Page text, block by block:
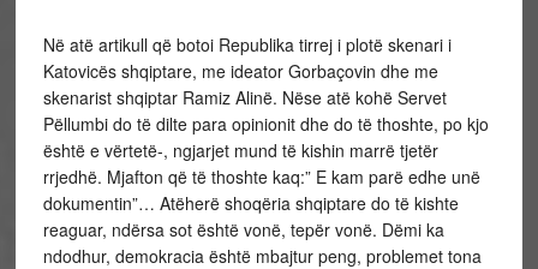
Në atë artikull që botoi Republika tirrej i plotë skenari i
Katovicës shqiptare, me ideator Gorbaçovin dhe me
skenarist shqiptar Ramiz Alinë. Nëse atë kohë Servet
Pëllumbi do të dilte para opinionit dhe do të thoshte, po kjo
është e vërtetë-, ngjarjet mund të kishin marrë tjetër
rrjedhë. Mjafton që të thoshte kaq:” E kam parë edhe unë
dokumentin”… Atëherë shoqëria shqiptare do të kishte
reaguar, ndërsa sot është vonë, tepër vonë. Dëmi ka
ndodhur, demokracia është mbajtur peng, problemet tona